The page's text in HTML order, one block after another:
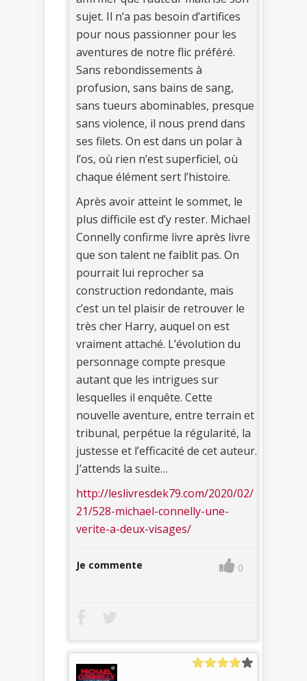
sujet. Il n’a pas besoin d’artifices
pour nous passionner pour les
aventures de notre flic préféré.
Sans rebondissements à
profusion, sans bains de sang,
sans tueurs abominables, presque
sans violence, il nous prend dans
ses filets. On est dans un polar à
l’os, où rien n’est superficiel, où
chaque élément sert l’histoire.
Après avoir atteint le sommet, le
plus difficile est d’y rester. Michael
Connelly confirme livre après livre
que son talent ne faiblit pas. On
pourrait lui reprocher sa
construction redondante, mais
c’est un tel plaisir de retrouver le
très cher Harry, auquel on est
vraiment attaché. L’évolution du
personnage compte presque
autant que les intrigues sur
lesquelles il enquête. Cette
nouvelle aventure, entre terrain et
tribunal, perpétue la régularité, la
justesse et l’efficacité de cet auteur.
J’attends la suite…
http://leslivresdek79.com/2020/02/
21/528-michael-connelly-une-
verite-a-deux-visages/
Je commente 0